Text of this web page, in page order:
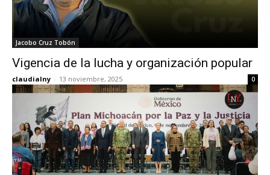
Jacobo Cruz Tobón
Vigencia de la lucha y organización popular
claudialny - 13 noviembre, 2025 0